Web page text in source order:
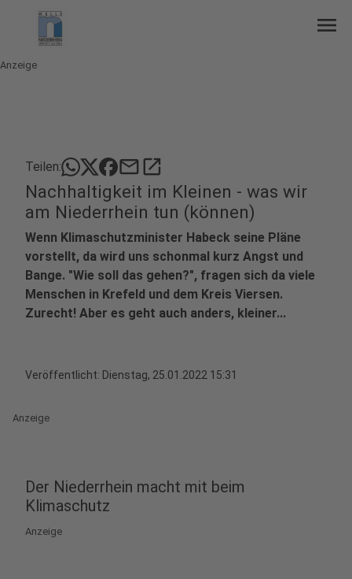
menu
Anzeige
Teilen: mailopen_in_new
Nachhaltigkeit im Kleinen - was wir
am Niederrhein tun (können)
Wenn Klimaschutzminister Habeck seine Pläne
vorstellt, da wird uns schonmal kurz Angst und
Bange. "Wie soll das gehen?", fragen sich da viele
Menschen in Krefeld und dem Kreis Viersen.
Zurecht! Aber es geht auch anders, kleiner...
Veröffentlicht: Dienstag, 25.01.2022 15:31
Anzeige
Der Niederrhein macht mit beim
Klimaschutz
Anzeige